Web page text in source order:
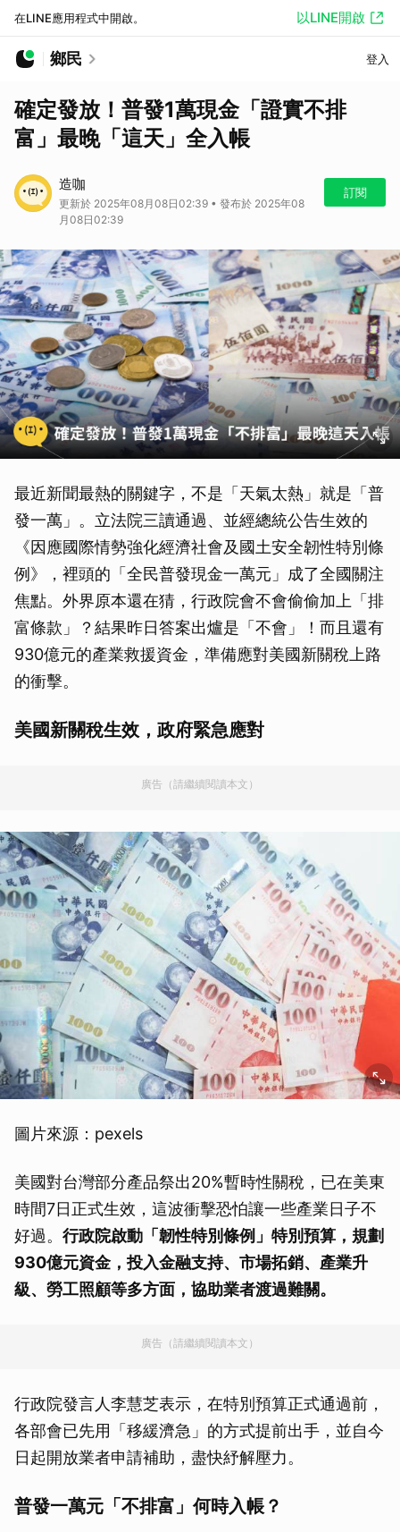
在LINE應用程式中開啟。 以LINE開啟
鄉民 登入
確定發放！普發1萬現金「證實不排
富」最晚「這天」全入帳
造咖
更新於 2025年08月08日02:39 • 發布於 2025年08
月08日02:39
訂閱
最近新聞最熱的關鍵字，不是「天氣太熱」就是「普
發一萬」。立法院三讀通過、並經總統公告生效的
《因應國際情勢強化經濟社會及國土安全韌性特別條
例》，裡頭的「全民普發現金一萬元」成了全國關注
焦點。外界原本還在猜，行政院會不會偷偷加上「排
富條款」？結果昨日答案出爐是「不會」！而且還有
930億元的產業救援資金，準備應對美國新關稅上路
的衝擊。
美國新關稅生效，政府緊急應對
廣告（請繼續閱讀本文）
圖片來源：pexels
美國對台灣部分產品祭出20%暫時性關稅，已在美東
時間7日正式生效，這波衝擊恐怕讓一些產業日子不
好過。 行政院啟動「韌性特別條例」特別預算，規劃
930億元資金，投入金融支持、市場拓銷、產業升
級、勞工照顧等多方面，協助業者渡過難關。
廣告（請繼續閱讀本文）
行政院發言人李慧芝表示，在特別預算正式通過前，
各部會已先用「移緩濟急」的方式提前出手，並自今
日起開放業者申請補助，盡快紓解壓力。
普發一萬元「不排富」何時入帳？